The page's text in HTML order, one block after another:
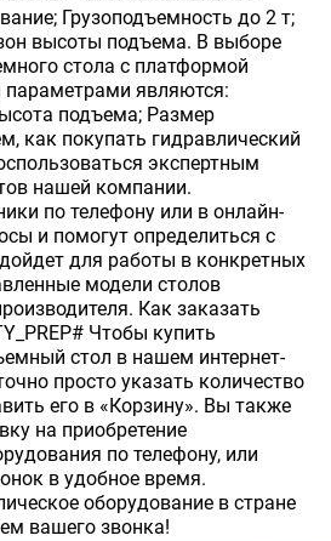
Грузоподъемность до 2 т;
высоты подъема. В выборе
стола с платформой
являются:
подъема; Размер
как покупать гидравлический
экспертным
нашей компании.
по телефону или в онлайн-
и помогут определиться с
для работы в конкретных
модели столов
Как заказать
Чтобы купить
стол в нашем интернет-
просто указать количество
его в «Корзину». Вы также
на приобретение
по телефону, или
в удобное время.
оборудование в стране
вашего звонка!